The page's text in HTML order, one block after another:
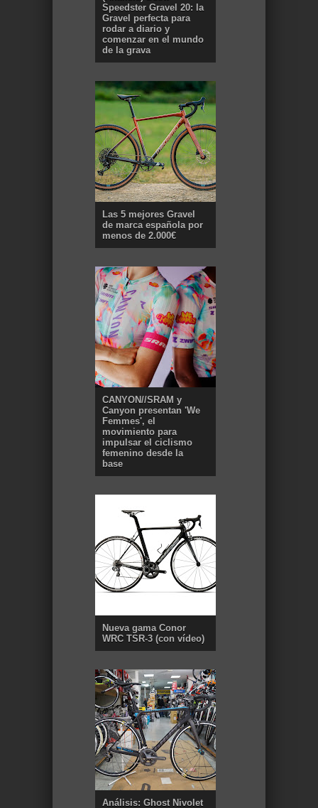
Speedster Gravel 20: la
Gravel perfecta para
rodar a diario y
comenzar en el mundo
de la grava
Las 5 mejores Gravel
de marca española por
menos de 2.000€
CANYON//SRAM y
Canyon presentan 'We
Femmes', el
movimiento para
impulsar el ciclismo
femenino desde la
base
Nueva gama Conor
WRC TSR-3 (con vídeo)
Análisis: Ghost Nivolet